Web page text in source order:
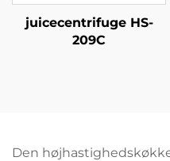
juicecentrifuge HS-
209C
Den